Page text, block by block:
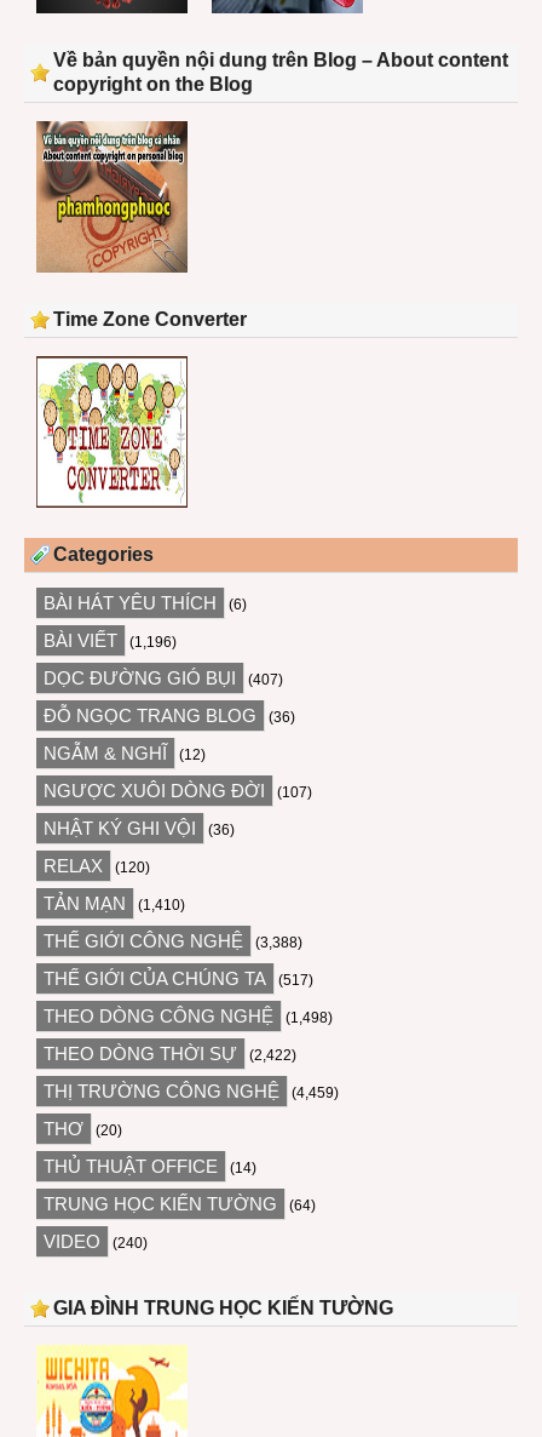
Về bản quyền nội dung trên Blog – About content
copyright on the Blog
Time Zone Converter
Categories
BÀI HÁT YÊU THÍCH (6)
BÀI VIẾT (1,196)
DỌC ĐƯỜNG GIÓ BỤI (407)
ĐỖ NGỌC TRANG BLOG (36)
NGẪM & NGHĨ (12)
NGƯỢC XUÔI DÒNG ĐỜI (107)
NHẬT KÝ GHI VỘI (36)
RELAX (120)
TẢN MẠN (1,410)
THẾ GIỚI CÔNG NGHỆ (3,388)
THẾ GIỚI CỦA CHÚNG TA (517)
THEO DÒNG CÔNG NGHỆ (1,498)
THEO DÒNG THỜI SỰ (2,422)
THỊ TRƯỜNG CÔNG NGHỆ (4,459)
THƠ (20)
THỦ THUẬT OFFICE (14)
TRUNG HỌC KIẾN TƯỜNG (64)
VIDEO (240)
GIA ĐÌNH TRUNG HỌC KIẾN TƯỜNG